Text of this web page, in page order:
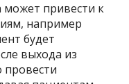
может привести к
например
будет
выхода из
провести